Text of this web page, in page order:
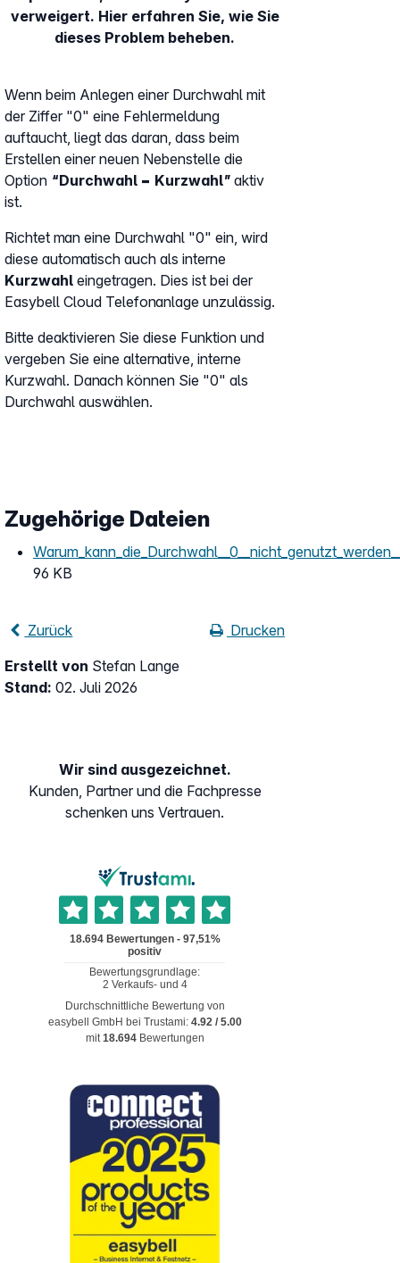
verweigert. Hier erfahren Sie, wie Sie
dieses Problem beheben.
Wenn beim Anlegen einer Durchwahl mit
der Ziffer "0" eine Fehlermeldung
auftaucht, liegt das daran, dass beim
Erstellen einer neuen Nebenstelle die
Option “Durchwahl = Kurzwahl” aktiv
ist.
Richtet man eine Durchwahl "0" ein, wird
diese automatisch auch als interne
Kurzwahl eingetragen. Dies ist bei der
Easybell Cloud Telefonanlage unzulässig.
Bitte deaktivieren Sie diese Funktion und
vergeben Sie eine alternative, interne
Kurzwahl. Danach können Sie "0" als
Durchwahl auswählen.
Zugehörige Dateien
96 KB
Zurück
Drucken
Erstellt von Stefan Lange
Stand: 02. Juli 2026
Wir sind ausgezeichnet.
Kunden, Partner und die Fachpresse
schenken uns Vertrauen.
Durchschnittliche Bewertung von
easybell GmbH bei Trustami: 4.92/ 5.00
mit18.694 Bewertungen